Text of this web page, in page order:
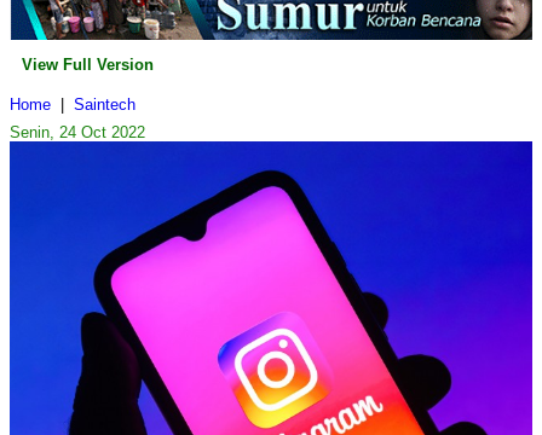
View Full Version
Home
Saintech
Senin, 24 Oct 2022